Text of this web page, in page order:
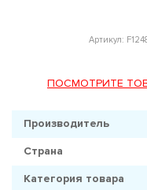
Артикул:
ПОСМОТРИТЕ
Производитель
Страна
Категория товара